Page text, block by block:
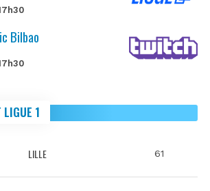
Bilbao
LIGUE 1
LILLE 61